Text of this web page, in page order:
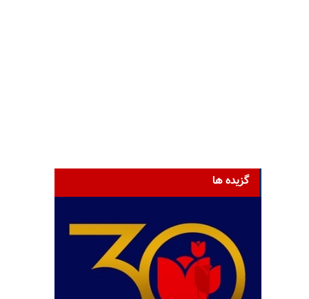
گزیده ها